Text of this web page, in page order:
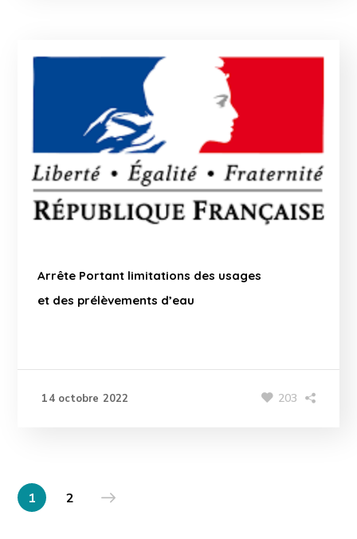
Arrête Portant limitations des usages
et des prélèvements d’eau
14 octobre 2022 203
1 2